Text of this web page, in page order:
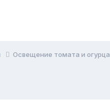
Освещение томата и огурца